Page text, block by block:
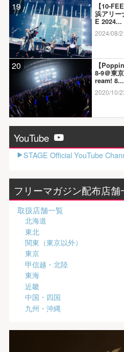
19
【10-
浜アリー
E 2024...
2024/08/
20
【
8-9＠東
ream! 8...
2020/10/
YouTube
STAGE Official YouTube
フリーマガジン配布店舗
取扱店舗一覧
北海道
東北
関東（東京以外）
東京
甲信越・北陸
東海
近畿
中国・四国
九州・沖縄